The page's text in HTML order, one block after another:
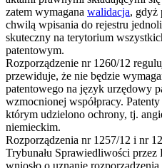
zatem wymagana walidacja, gdyż
chwilą wpisania do rejestru
skuteczny na terytorium
patentowym.
Rozporządzenie nr 1260/12
przewiduje, że nie będzie
patentowego na język urzędowy
wzmocnionej współpracy.
którym udzielono ochrony, tj.
niemieckim.
Rozporządzenia nr 1257/12 i nr
Trybunału Sprawiedliwości przez